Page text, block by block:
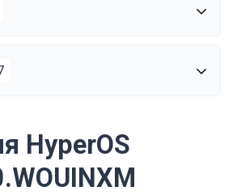
HyperOS